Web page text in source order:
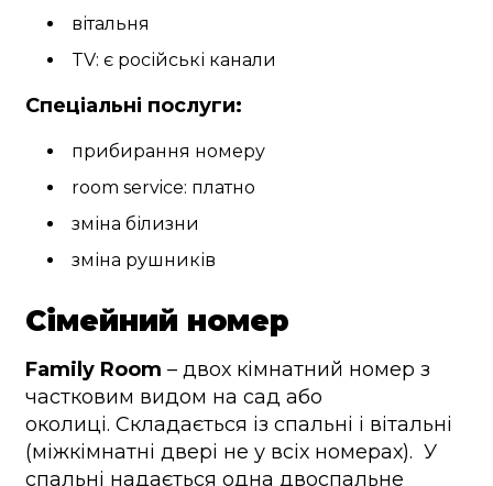
вітальня
TV: є російські канали
Спеціальні послуги:
прибирання номеру
room service: платно
зміна білизни
зміна рушників
Сімейний номер
Family Room – двох кімнатний номер з
частковим видом на сад або
околиці. Складається із спальні і вітальні
(міжкімнатні двері не у всіх номерах). У
спальні надається одна двоспальне